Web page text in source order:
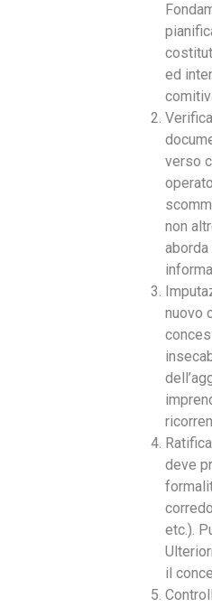
ed
verso
non
nuovo
deve
etc.).
il